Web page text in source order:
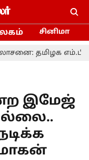
சினிமா
எம்.பி.க்களுக்கு
இமேஜ்